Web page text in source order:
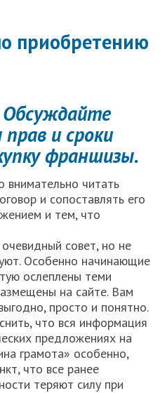
приобретению
Обсуждайте
и сроки
франшизы.
читать
и сопоставлять его
и тем, что
совет, но не
Особенно начинающие
ослеплены теми
на сайте. Вам
просто и понятно.
что вся информация
предложениях на
грамота» особенно,
что все ранее
теряют силу при